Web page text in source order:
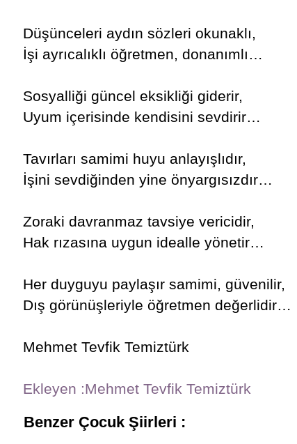
Düşünceleri aydın sözleri okunaklı,
İşi ayrıcalıklı öğretmen, donanımlı…
Sosyalliği güncel eksikliği giderir,
Uyum içerisinde kendisini sevdirir…
Tavırları samimi huyu anlayışlıdır,
İşini sevdiğinden yine önyargısızdır…
Zoraki davranmaz tavsiye vericidir,
Hak rızasına uygun idealle yönetir…
Her duyguyu paylaşır samimi, güvenilir,
Dış görünüşleriyle öğretmen değerlidir…
Mehmet Tevfik Temiztürk
Ekleyen :Mehmet Tevfik Temiztürk
Benzer Çocuk Şiirleri :